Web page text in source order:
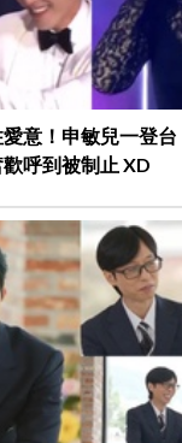
意！申敏兒一登
呼到被制止 XD